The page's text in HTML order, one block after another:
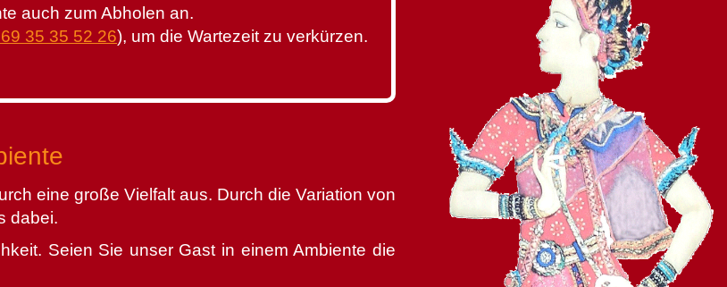
auch zum Abholen an.
35 35 52 26), um die Wartezeit zu verkürzen.
eine große Vielfalt aus. Durch die Variation von
dabei.
Seien Sie unser Gast in einem Ambiente die